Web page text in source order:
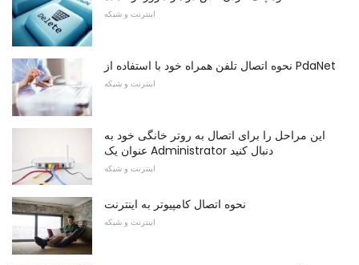
اینترنت و شبکه
نحوه اتصال تلفن همراه خود با استفاده از PdaNet
اینترنت و شبکه
این مراحل را برای اتصال به روتر خانگی خود به
عنوان یک Administrator دنبال کنید
اینترنت و شبکه
نحوه اتصال کامپیوتر به اینترنت
اینترنت و شبکه